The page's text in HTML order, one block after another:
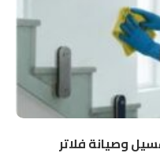
وصيانة فلاتر